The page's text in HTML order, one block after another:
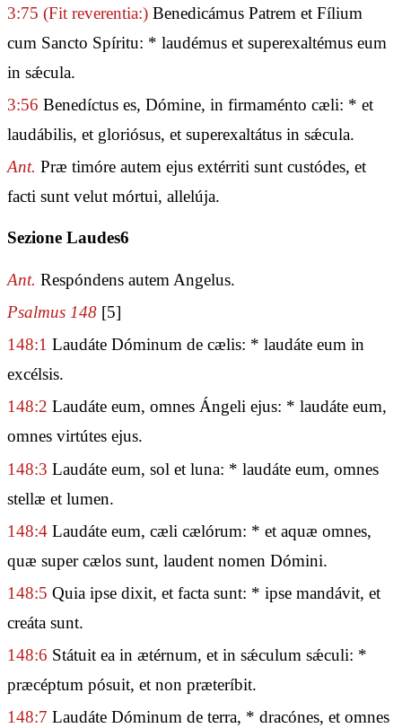
3:75 (Fit reverentia:) Benedicámus Patrem et Fílium
cum Sancto Spíritu: * laudémus et superexaltémus eum
in sǽcula.
3:56 Benedíctus es, Dómine, in firmaménto cæli: * et
laudábilis, et gloriósus, et superexaltátus in sǽcula.
Ant. Præ timóre autem ejus extérriti sunt custódes, et
facti sunt velut mórtui, allelúja.
Sezione Laudes6
Ant. Respóndens autem Angelus.
Psalmus 148 [5]
148:1 Laudáte Dóminum de cælis: * laudáte eum in
excélsis.
148:2 Laudáte eum, omnes Ángeli ejus: * laudáte eum,
omnes virtútes ejus.
148:3 Laudáte eum, sol et luna: * laudáte eum, omnes
stellæ et lumen.
148:4 Laudáte eum, cæli cælórum: * et aquæ omnes,
quæ super cælos sunt, laudent nomen Dómini.
148:5 Quia ipse dixit, et facta sunt: * ipse mandávit, et
creáta sunt.
148:6 Státuit ea in ætérnum, et in sǽculum sǽculi: *
præcéptum pósuit, et non præteríbit.
148:7 Laudáte Dóminum de terra, * dracónes, et omnes